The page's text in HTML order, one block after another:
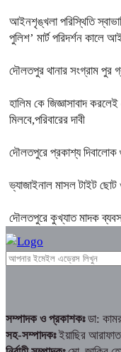
আইনশৃঙ্খলা পরিস্থিতি
পুলিশ’ মার্ট পরিদর্শন কালে
দৌলতপুর থানার সংগ্রাম পুর
হালিম কে জিজ্ঞাসাবাদ
মিলবে,পরিবারের দাবী
দৌলতপুরে প্রকাশ্য
ভ্যাজাইনাল মাসল টাইট
দৌলতপুরে কুখ্যাত মাদক
সম্পাদক ও প্রকাশকঃডা:
সহ-সম্পাদকঃইয়াছির